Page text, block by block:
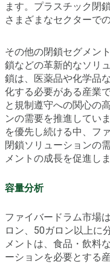
ます。プラスチック閉
さまざまなセクターで
その他の閉鎖セグメン
鎖などの革新的なソリ
鎖は、医薬品や化学品
化する必要がある産業
と規制遵守への関心の
ンの需要を推進してい
を優先し続ける中、フ
閉鎖ソリューションの
メントの成長を促進しま
容量分析
ファイバードラム市場
ロン、50ガロン以上に
メントは、食品・飲料
ーションを必要とする